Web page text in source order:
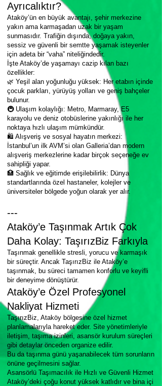
Ayrıcalıktır?
Ataköy’ün en büyük avantajı, şehir merkezine
yakın ama karmaşadan uzak bir yaşam
sunmasıdır. Trafiğin dışında, doğaya yakın,
sessiz ve güvenli bir semtte yaşamak isteyenler
için adeta bir “vaha” niteliğindedir.
İşte Ataköy’de yaşamayı cazip kılan bazı
özellikler:
🌿 Yeşil alan yoğunluğu yüksek: Her etabın içinde
çocuk parkları, yürüyüş yolları ve geniş bahçeler
bulunur.
🚇 Ulaşım kolaylığı: Metro, Marmaray, E5
karayolu ve deniz otobüslerine yakınlığı ile her
noktaya hızlı ulaşım mümkündür.
🛍 Alışveriş ve sosyal hayatın merkezi:
İstanbul’un ilk AVM’si olan Galleria’dan modern
alışveriş merkezlerine kadar birçok seçeneğe ev
sahipliği yapar.
🏥 Sağlık ve eğitimde erişilebilirlik: Dünya
standartlarında özel hastaneler, kolejler ve
üniversiteler bölgede yoğun olarak yer alır.
---
Ataköy’e Taşınmak Artık Çok
Daha Kolay: TaşırızBiz Farkıyla
Taşınmak genellikle stresli, yorucu ve karmaşık
bir süreçtir. Ancak TaşırızBiz ile Ataköy’e
taşınmak, bu süreci tamamen konforlu ve keyifli
bir deneyime dönüştürür.
Ataköy’e Özel Profesyonel
Nakliyat Hizmeti
TaşırızBiz, Ataköy bölgesine özel hizmet
planlamalarıyla hareket eder. Site yönetimleriyle
iletişim, taşıma izinleri, asansör kurulum süreçleri
gibi detaylar önceden organize edilir.
Bu da taşınma günü yaşanabilecek tüm sorunların
önüne geçilmesini sağlar.
Asansörlü Taşımacılık ile Hızlı ve Güvenli Hizmet
Ataköy’deki çoğu konut yüksek katlıdır ve bina içi